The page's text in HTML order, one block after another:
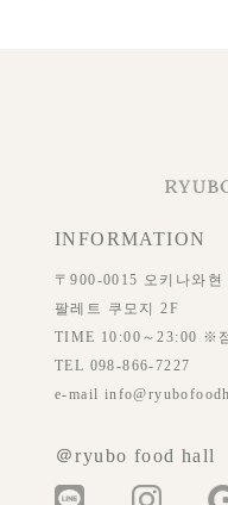
INFORMATION
〒900-0015 오키나와
팔레트 쿠모지 2F
TIME 10:00～23:00 ※
TEL 098-866-7227
e-mail
＠ryubo food hall